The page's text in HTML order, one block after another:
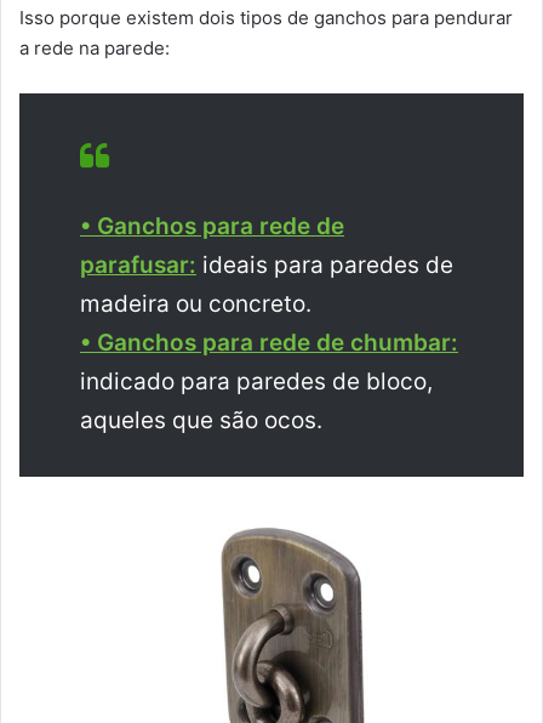
Isso porque existem dois tipos de ganchos para pendurar
a rede na parede:
• Ganchos para rede de
parafusar: ideais para paredes de
madeira ou concreto.
• Ganchos para rede de chumbar:
indicado para paredes de bloco,
aqueles que são ocos.